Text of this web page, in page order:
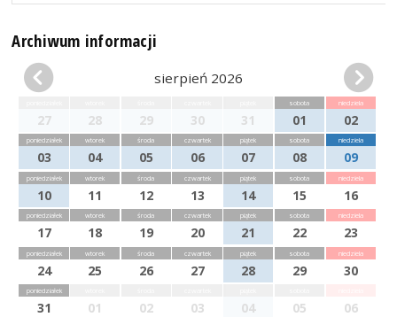
Archiwum informacji
sierpień 2026
27 28 29 30 31
sobota
01
niedziela
02
poniedziałek
03
wtorek
04
środa
05
czwartek
06
piątek
07
sobota
08
niedziela
09
poniedziałek
10
wtorek
11
środa
12
czwartek
13
piątek
14
sobota
15
niedziela
16
poniedziałek
17
wtorek
18
środa
19
czwartek
20
piątek
21
sobota
22
niedziela
23
poniedziałek
24
wtorek
25
środa
26
czwartek
27
piątek
28
sobota
29
niedziela
30
poniedziałek
31 01 02 03 04 05 06